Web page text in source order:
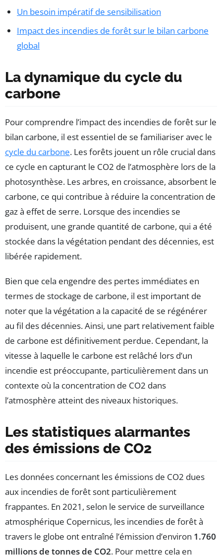
Un besoin impératif de sensibilisation
Impact des incendies de forêt sur le bilan carbone
global
La dynamique du cycle du
carbone
Pour comprendre l’impact des incendies de forêt sur le
bilan carbone, il est essentiel de se familiariser avec le
cycle du carbone. Les forêts jouent un rôle crucial dans
ce cycle en capturant le CO2 de l’atmosphère lors de la
photosynthèse. Les arbres, en croissance, absorbent le
carbone, ce qui contribue à réduire la concentration de
gaz à effet de serre. Lorsque des incendies se
produisent, une grande quantité de carbone, qui a été
stockée dans la végétation pendant des décennies, est
libérée rapidement.
Bien que cela engendre des pertes immédiates en
termes de stockage de carbone, il est important de
noter que la végétation a la capacité de se régénérer
au fil des décennies. Ainsi, une part relativement faible
de carbone est définitivement perdue. Cependant, la
vitesse à laquelle le carbone est relâché lors d’un
incendie est préoccupante, particulièrement dans un
contexte où la concentration de CO2 dans
l’atmosphère atteint des niveaux historiques.
Les statistiques alarmantes
des émissions de CO2
Les données concernant les émissions de CO2 dues
aux incendies de forêt sont particulièrement
frappantes. En 2021, selon le service de surveillance
atmosphérique Copernicus, les incendies de forêt à
travers le globe ont entraîné l’émission d’environ 1.760
millions de tonnes de CO2. Pour mettre cela en